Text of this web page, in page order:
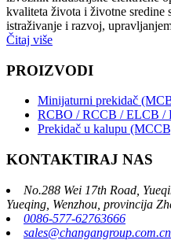
kvaliteta života i životne sredine
istraživanje i razvoj,
Čitaj više
PROIZVODI
Minijaturni prekidač
RCBO / RCCB / ELCB /
Prekidač u kalupu
KONTAKTIRAJ NAS
No.288 Wei 17th Road,
Yueqing, Wenzhou, provincija
0086-577-62763666
sales@changangroup.com.cn